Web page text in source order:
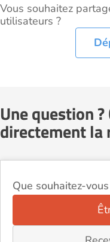
Vous souhaitez
utilisateurs ?
Une question
directement la
Que souhaitez-